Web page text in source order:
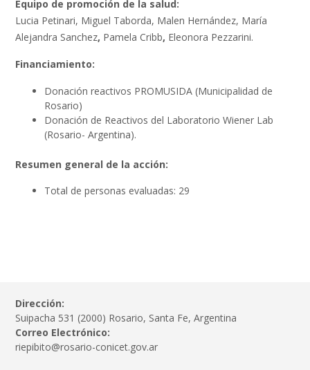
Equipo de promoción de la salud:
Lucia Petinari, Miguel Taborda, Malen Hernández, María
Alejandra Sanchez, Pamela Cribb, Eleonora Pezzarini.
Financiamiento:
Donación reactivos PROMUSIDA (Municipalidad de
Rosario)
Donación de Reactivos del Laboratorio Wiener Lab
(Rosario- Argentina).
Resumen general de la acción:
Total de personas evaluadas: 29
Dirección:
Suipacha 531 (2000) Rosario, Santa Fe, Argentina
Correo Electrónico:
riepibito@rosario-conicet.gov.ar